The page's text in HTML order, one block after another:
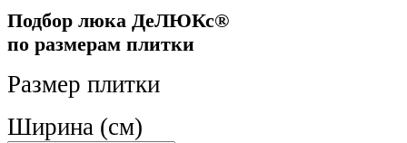
Подбор люка ДеЛЮКс®
по размерам плитки
Размер плитки
Ширина (см)